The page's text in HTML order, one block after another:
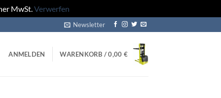
MwSt.Verwerfen
Newsletter
ANMELDEN WARENKORB /0,00 €